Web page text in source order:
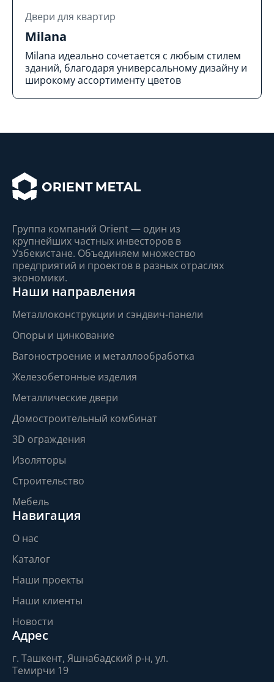
Двери для квартир
Milana
Milana идеально сочетается с любым стилем
зданий, благодаря универсальному дизайну и
широкому ассортименту цветов
Группа компаний Orient — один из
крупнейшиx частныx инвесторов в
Узбекистане. Объединяем множество
предприятий и проектов в разныx отрасляx
экономики.
Наши направления
Металлоконструкции и сэндвич-панели
Опоры и цинкование
Вагоностроение и металлообработка
Железобетонные изделия
Металлические двери
Домостроительный комбинат
3D ограждения
Изоляторы
Строительство
Мебель
Навигация
О нас
Каталог
Наши проекты
Наши клиенты
Новости
Адрес
г. Ташкент, Яшнабадский р-н, ул.
Темирчи 19